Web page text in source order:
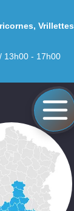
, Vrillettes
13h00 - 17h00